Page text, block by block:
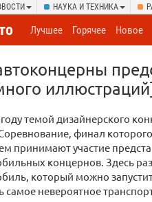
НАУКА И ТЕХНИКА
Лучшее Горячее Новое
темой дизайнерского
финал
принимают участие
концернов. Здесь
который можно
самое невероятное